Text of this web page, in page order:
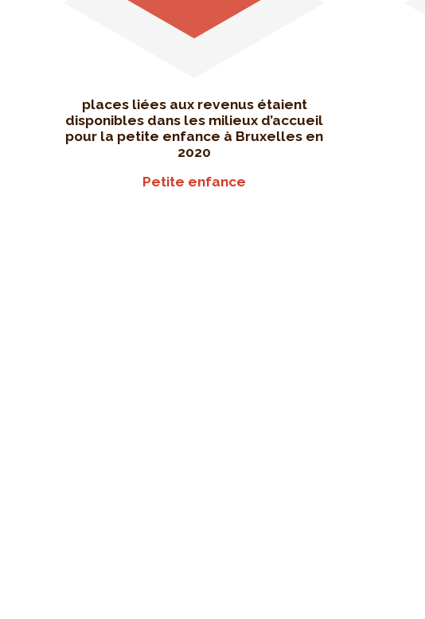
places liées aux revenus étaient
disponibles dans les milieux d’accueil
pour la petite enfance à Bruxelles en
2020
Petite enfance